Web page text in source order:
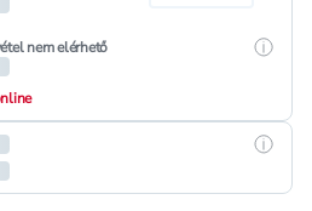
nem elérhető